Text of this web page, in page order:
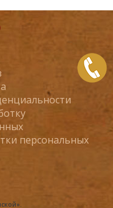
персональных